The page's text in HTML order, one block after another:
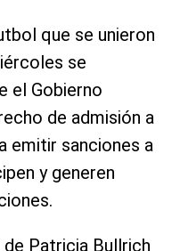
que se unieron
se
el Gobierno
de admisión a
emitir sanciones a
y generen
Patricia Bullrich